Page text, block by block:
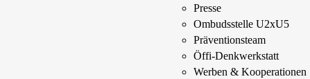
Presse
Ombudsstelle U2xU5
Präventionsteam
Öffi-Denkwerkstatt
Werben & Kooperationen